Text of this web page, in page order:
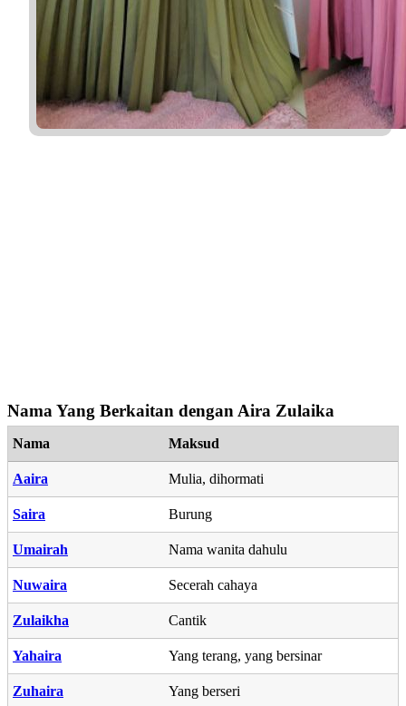
Nama Yang Berkaitan dengan Aira Zulaika
Nama Maksud
Aaira Mulia, dihormati
Saira Burung
Umairah Nama wanita dahulu
Nuwaira Secerah cahaya
Zulaikha Cantik
Yahaira Yang terang, yang bersinar
Zuhaira Yang berseri